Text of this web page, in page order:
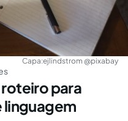
Capa:ejlindstrom @pixabay
para
linguagem